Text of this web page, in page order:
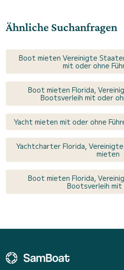
Ähnliche Suchanfragen
Boot mieten Vereinigte
mit oder ohne
Boot mieten Florida,
Bootsverleih mit oder
Yacht mieten mit oder ohne
Yachtcharter Florida,
mieten
Boot mieten Florida,
Bootsverleih mit